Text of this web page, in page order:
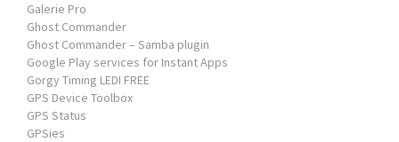
Galerie Pro
Ghost Commander
Ghost Commander – Samba plugin
Google Play services for Instant Apps
Gorgy Timing LEDI FREE
GPS Device Toolbox
GPS Status
GPSies